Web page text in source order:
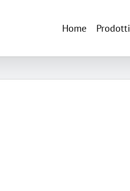
Home Prodotti